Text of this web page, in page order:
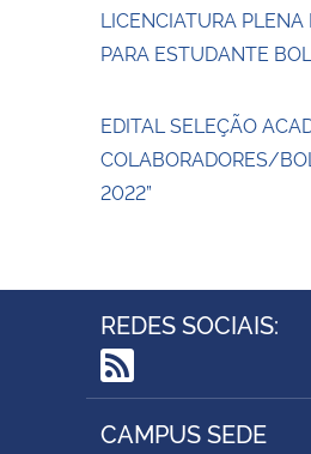
LICENCIATURA
PARA ESTUDANTE
EDITAL SELEÇÃO
COLABORADORES/
2022”
REDES SOCIAIS:
RSS
CAMPUS SEDE